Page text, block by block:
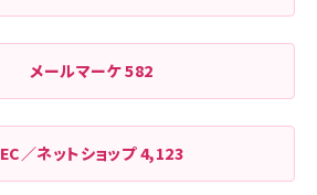
メールマーケ582
EC／ネットショップ4,123